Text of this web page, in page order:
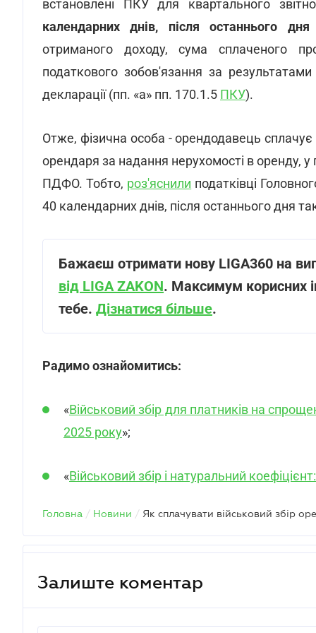
встановлені ПКУ для квартального
календарних днів, після останнього
отриманого доходу, сума сплаченого
податкового зобов'язання за
декларації (пп. «а» пп. 170.1.5 ПКУ).
Отже, фізична особа - орендодавець сплачує
орендаря за надання нерухомості в оренду,
ПДФО. Тобто, роз'яснили податківці
40 календарних днів, після останнього дня
Бажаєш отримати нову LIGA360 на
від LIGA ZAKON. Максимум корисних
тебе. Дізнатися більше.
Радимо ознайомитись:
«Військовий збір для платників на
2025 року»;
«Військовий збір і натуральний
Головна / Новини / Як сплачувати військовий збір
Залиште коментар